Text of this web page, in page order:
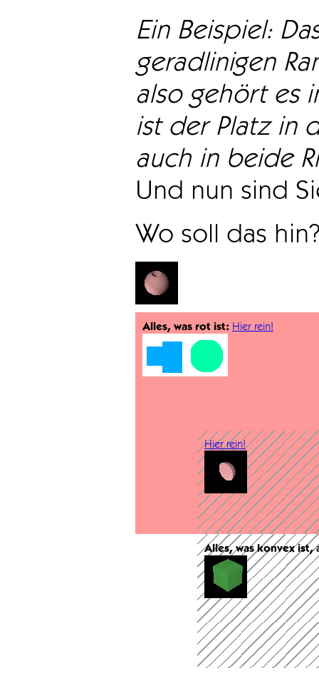
Ein Beispiel:
geradlinigen
also gehört es
ist der Platz in
auch in beide
Und nun sind
Wo soll das
Alles, was rot ist: Hier rein!
Hier rein!
Alles, was konvex